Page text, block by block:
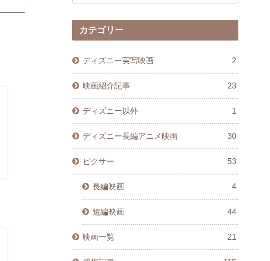
カテゴリー
ディズニー実写映画 2
映画紹介記事 23
ディズニー以外 1
ディズニー長編アニメ映画 30
ピクサー 53
長編映画 4
短編映画 44
映画一覧 21